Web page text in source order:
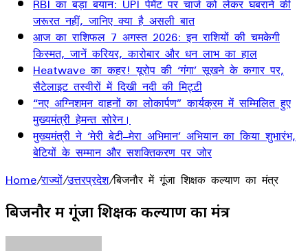
जरूरत नहीं, जानिए क्या है असली बात
आज का राशिफल 7 अगस्त 2026: इन राशियों की चमकेगी
किस्मत, जानें करियर, कारोबार और धन लाभ का हाल
Heatwave का कहर! यूरोप की ‘गंगा’ सूखने के कगार पर,
सैटेलाइट तस्वीरों में दिखी नदी की मिट्टी
“नए अग्निशमन वाहनों का लोकार्पण” कार्यक्रम में सम्मिलित हुए
मुख्यमंत्री हेमन्त सोरेन।
मुख्यमंत्री ने ‘मेरी बेटी–मेरा अभिमान’ अभियान का किया शुभारंभ,
बेटियों के सम्मान और सशक्तिकरण पर जोर
Home/राज्यों/उत्तरप्रदेश/बिजनौर में गूंजा शिक्षक कल्याण का मंत्र
बिजनौर में गूंजा शिक्षक कल्याण का मंत्र